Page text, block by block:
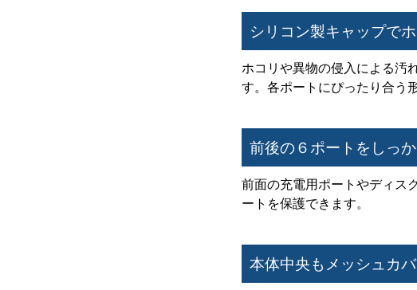
シリコン製キャップで
ホコリや異物の侵入による汚
す。各ポートにぴったり合う
前後の６ポートをしっ
前面の充電用ポートやディス
ートを保護できます。
本体中央もメッシュカ